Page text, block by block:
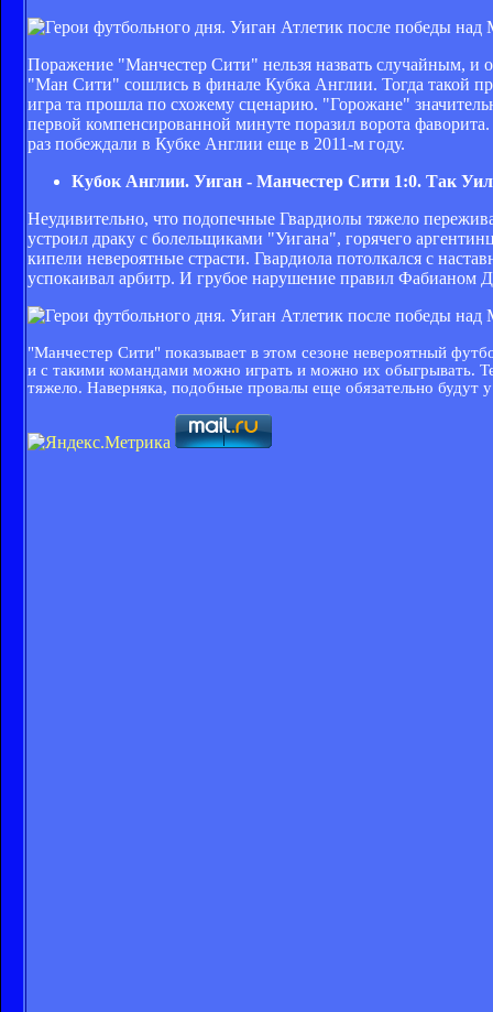
Поражение "Манчестер Сити" нельзя назвать случайным, и
"Ман Сити" сошлись в финале Кубка Англии. Тогда такой
игра та прошла по схожему сценарию. "Горожане"
первой компенсированной минуте поразил ворота
раз побеждали в Кубке Англии еще в 2011-м году.
Кубок Англии. Уиган - Манчестер Сити 1:0. Так
Неудивительно, что подопечные Гвардиолы тяжело
устроил драку с болельщиками "Уигана", горячего
кипели невероятные страсти. Гвардиола потолкался с
успокаивал арбитр. И грубое нарушение правил Фабианом
"Манчестер Сити" показывает в этом сезоне невероятный
и с такими командами можно играть и можно их обыгрывать.
тяжело. Наверняка, подобные провалы еще обязательно будут